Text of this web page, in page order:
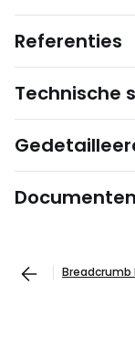
Referenties
Technische
Documenten
Breadcrumb